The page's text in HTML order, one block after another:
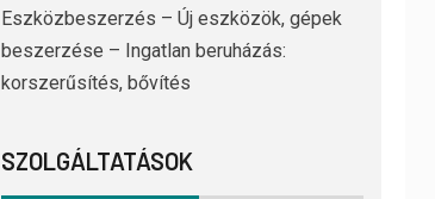
Eszközbeszerzés – Új eszközök, gépek
beszerzése – Ingatlan beruházás:
korszerűsítés, bővítés
SZOLGÁLTATÁSOK